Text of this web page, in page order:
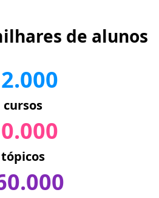
de alunos
cursos
tópicos